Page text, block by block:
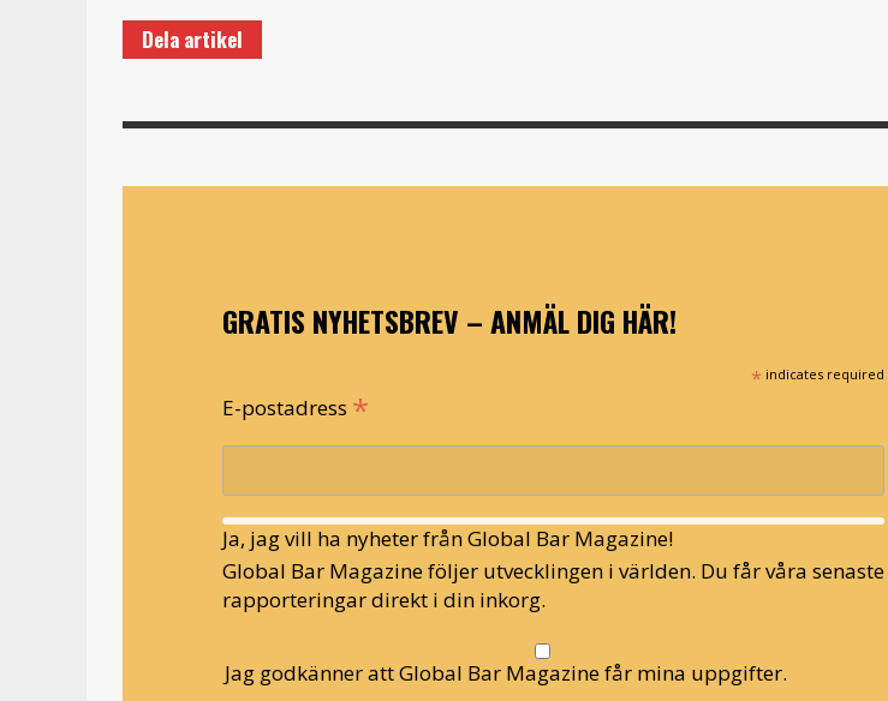
Dela artikel
GRATIS NYHETSBREV – ANMÄL DIG HÄR!
* indicates required
E-postadress *
Ja, jag vill ha nyheter från Global Bar Magazine!
Global Bar Magazine följer utvecklingen i världen. Du får våra senaste
rapporteringar direkt i din inkorg.
Jag godkänner att Global Bar Magazine får mina uppgifter.